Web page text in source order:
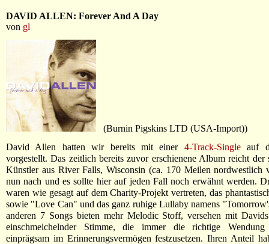
DAVID ALLEN: Forever And A Day
von gl
(Burnin Pigskins LTD (USA-Import))
David Allen hatten wir bereits mit einer 4-Track-Singleauf
vorgestellt. Das zeitlich bereits zuvor erschienene Album reicht der
Künstler aus River Falls, Wisconsin (ca. 170 Meilen nordwestlich
nun nach und es sollte hier auf jeden Fall noch erwähnt werden.
waren wie gesagt auf dem Charity-Projekt vertreten, das
sowie "Love Can" und das ganz ruhige Lullaby namens
anderen 7 Songs bieten mehr Melodic Stoff, versehen mit Davids
einschmeichelnder Stimme, die immer die richtige
einprägsam im Erinnerungsvermögen festzusetzen. Ihren Anteil